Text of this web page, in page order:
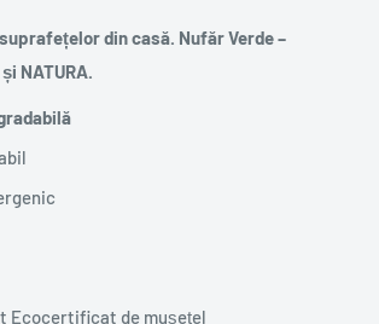
din casă. Nufăr Verde –
NATURA.
Ecocertificat de mușețel